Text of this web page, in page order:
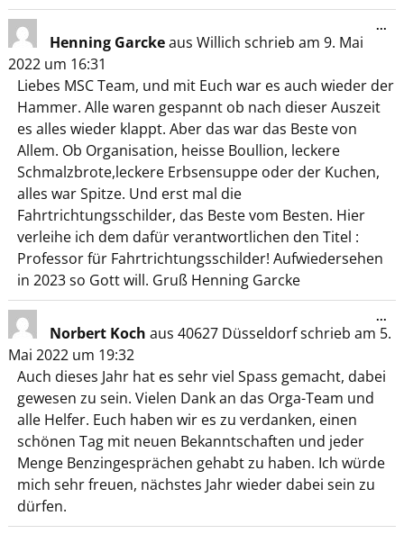
Henning Garckeaus Willich schrieb am 9. Mai
2022 um 16:31
Liebes MSC Team, und mit Euch war es auch wieder der
Hammer. Alle waren gespannt ob nach dieser Auszeit
es alles wieder klappt. Aber das war das Beste von
Allem. Ob Organisation, heisse Boullion, leckere
Schmalzbrote,leckere Erbsensuppe oder der Kuchen,
alles war Spitze. Und erst mal die
Fahrtrichtungsschilder, das Beste vom Besten. Hier
verleihe ich dem dafür verantwortlichen den Titel :
Professor für Fahrtrichtungsschilder! Aufwiedersehen
in 2023 so Gott will. Gruß Henning Garcke
...
Norbert Koch aus 40627 Düsseldorfschrieb am 5.
Mai 2022 um 19:32
Auch dieses Jahr hat es sehr viel Spass gemacht, dabei
gewesen zu sein. Vielen Dank an das Orga-Team und
alle Helfer. Euch haben wir es zu verdanken, einen
schönen Tag mit neuen Bekanntschaften und jeder
Menge Benzingesprächen gehabt zu haben. Ich würde
mich sehr freuen, nächstes Jahr wieder dabei sein zu
dürfen.
...